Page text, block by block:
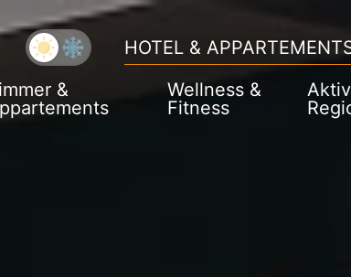
HOTEL &
&
Wellness &
Fitness